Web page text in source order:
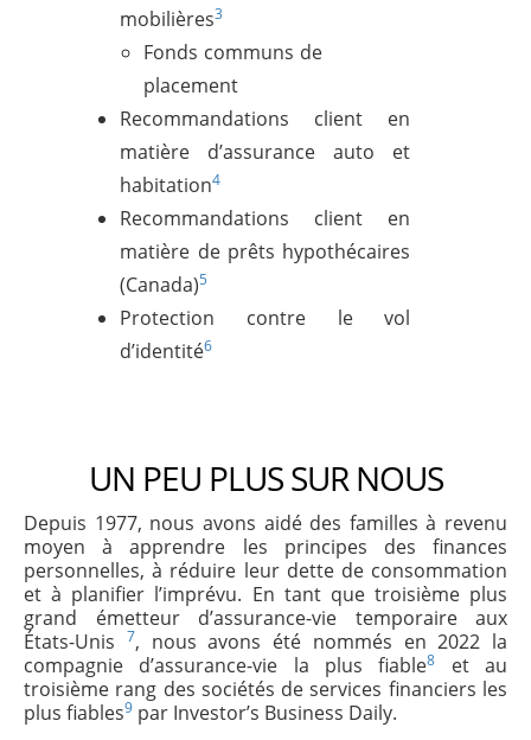
mobilières3
Fonds communs de
placement
Recommandations client en
matière d’assurance auto et
habitation4
Recommandations client en
matière de prêts hypothécaires
(Canada)5
Protection contre le vol
d’identité6
UN PEU PLUS SUR NOUS
Depuis 1977, nous avons aidé des familles à revenu
moyen à apprendre les principes des finances
personnelles, à réduire leur dette de consommation
et à planifier l’imprévu. En tant que troisième plus
grand émetteur d’assurance-vie temporaire aux
États-Unis
7, nous avons été nommés en 2022 la
compagnie d’assurance-vie la plus fiable8
et au
troisième rang des sociétés de services financiers les
plus fiables9 par Investor’s Business Daily.